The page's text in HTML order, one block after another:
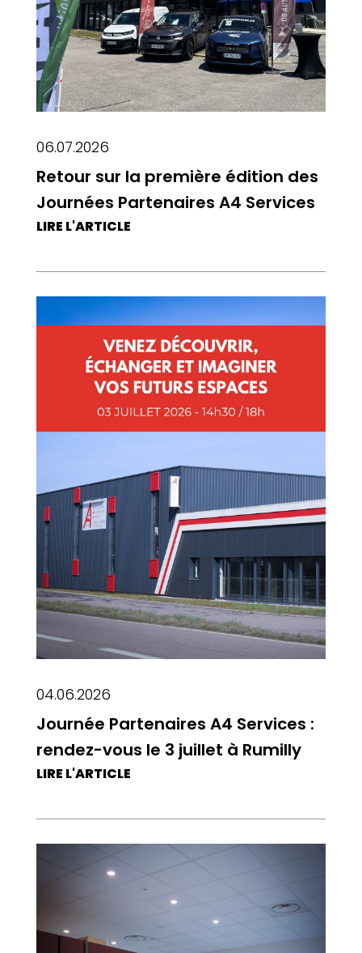
06.07.2026
Retour sur la première édition des
Journées Partenaires A4 Services
LIRE L'ARTICLE
04.06.2026
Journée Partenaires A4 Services :
rendez-vous le 3 juillet à Rumilly
LIRE L'ARTICLE